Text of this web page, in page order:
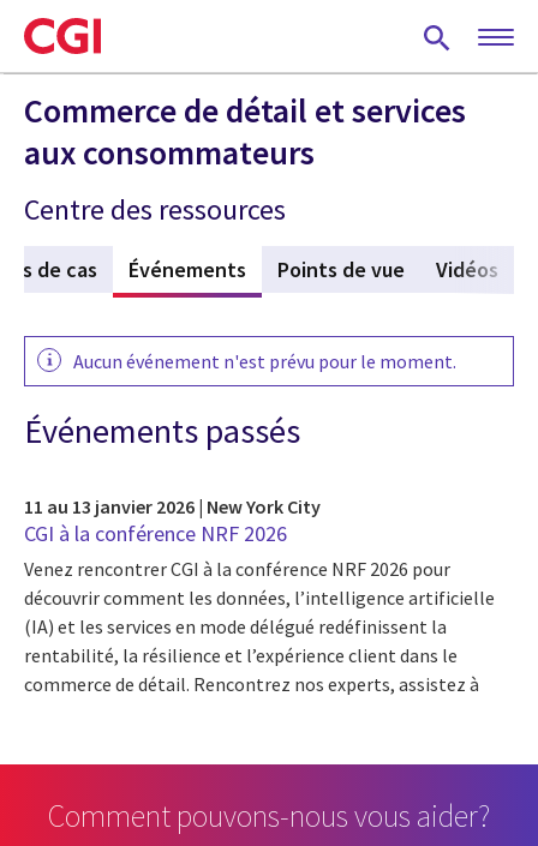
Skip
to
main
content
Commerce de détail et services
aux consommateurs
Centre des ressources
de cas Événements (active tab)
Points de vue Vidéos
Aucun événement n'est prévu pour le moment.
Événements passés
11 au 13 janvier 2026 | New York City
CGI à la conférence NRF 2026
Venez rencontrer CGI à la conférence NRF 2026 pour
découvrir comment les données, l’intelligence artificielle
(IA) et les services en mode délégué redéfinissent la
rentabilité, la résilience et l’expérience client dans le
commerce de détail. Rencontrez nos experts, assistez à
Comment pouvons-nous vous aider?